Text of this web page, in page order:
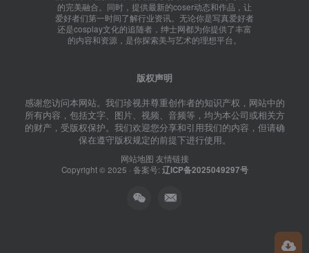
的完美融合。同时，提供最新的coser动态和作品，让
爱好者们第一时间了解行业资讯。无论你是写真爱好者
还是cosplay文化的追随者，绅士网都为你提供了丰富
的内容和资源，是你探索美与艺术的理想平台。
版权声明
感谢您访问本网站。我们珍视并尊重创作者的知识产权，网站中的
所有内容，包括文字、图片、视频、音频等，均为本公司或相关方
的财产，受版权保护。我们欢迎您分享和引用我们的内容，但请确
保在遵守版权规定的前提下进行使用。
网站地图 友情链接
Copyright © 2025 · 备案号: 辽ICP备2025049297号